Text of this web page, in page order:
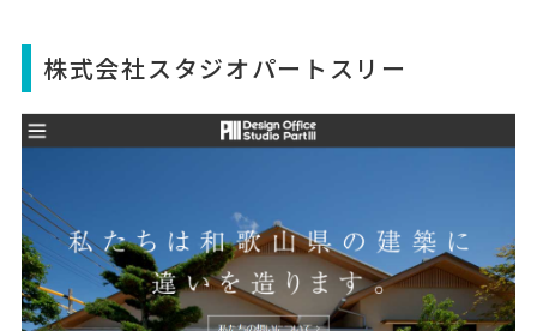
株式会社スタジオパートスリー